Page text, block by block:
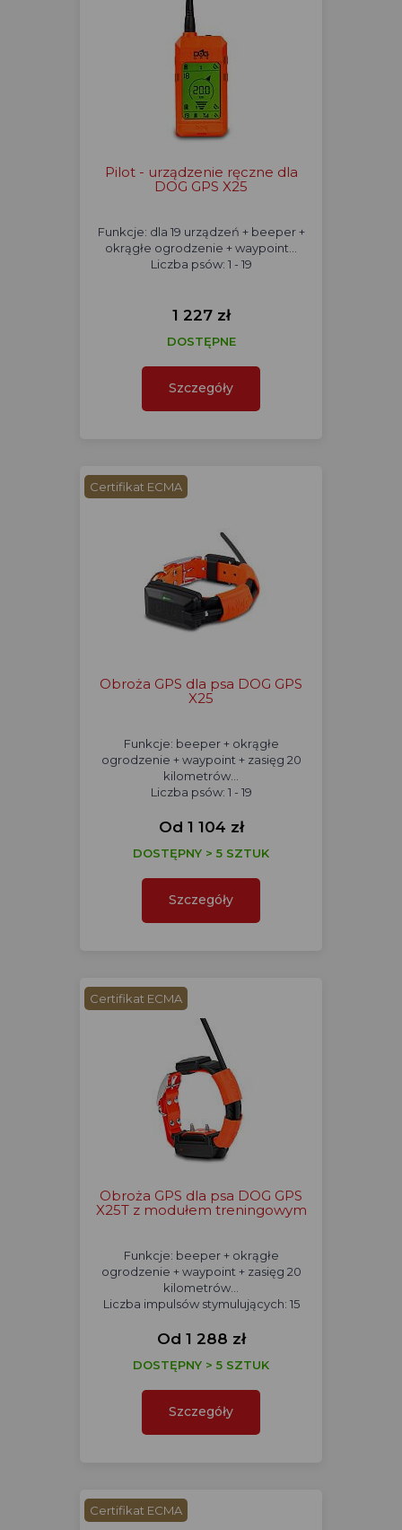
Pilot - urządzenie ręczne dla
DOG GPS X25
Funkcje: dla 19 urządzeń + beeper +
okrągłe ogrodzenie + waypoint...
Liczba psów: 1 - 19
1 227 zł
DOSTĘPNE
Szczegóły
Certifikat ECMA
Obroża GPS dla psa DOG GPS
X25
Funkcje: beeper + okrągłe
ogrodzenie + waypoint + zasięg 20
kilometrów...
Liczba psów: 1 - 19
Od 1 104 zł
DOSTĘPNY > 5 SZTUK
Szczegóły
Certifikat ECMA
Obroża GPS dla psa DOG GPS
X25T z modułem treningowym
Funkcje: beeper + okrągłe
ogrodzenie + waypoint + zasięg 20
kilometrów...
Liczba impulsów stymulujących: 15
Od 1 288 zł
DOSTĘPNY > 5 SZTUK
Szczegóły
Certifikat ECMA